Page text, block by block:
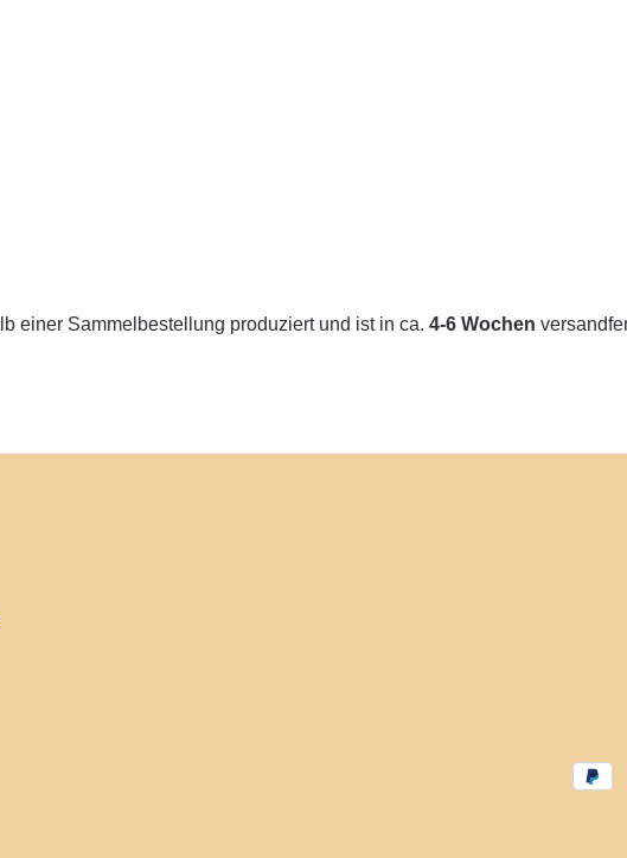
einer Sammelbestellung produziert und ist in ca. 4-6 Wochen